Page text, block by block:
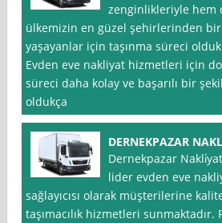
zenginlikleriyle hem
ülkemizin en güzel şehirlerinden
yaşayanlar için taşınma süreci
Evden eve nakliyat hizmetleri için
süreci daha kolay ve başarılı bir
oldukça
DERNEKPAZAR
Dernekpazar
lider evden eve
sağlayıcısı olarak müşterilerine
taşımacılık hizmetleri